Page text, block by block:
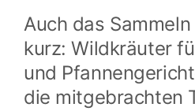
Auch das
kurz: Wildkräuter
und
die mitgebrachten